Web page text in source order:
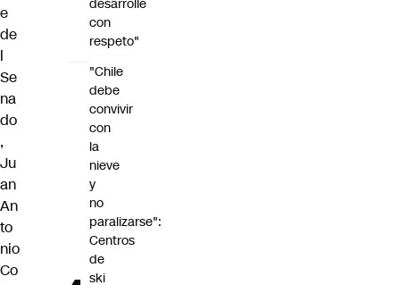
e
de
l
Se
na
do
,
Ju
an
An
to
nio
Co
desarrolle
con
respeto"
"Chile
debe
convivir
con
la
nieve
y
no
paralizarse":
Centros
de
ski